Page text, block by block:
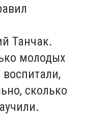
Танчак.
молодых
сколько